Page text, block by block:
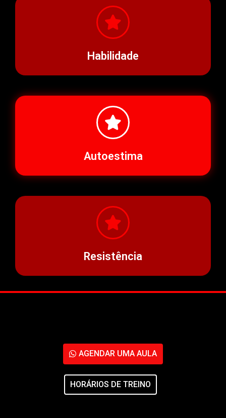
Habilidade
Autoestima
Resistência
AGENDAR UMA AULA
HORÁRIOS DE TREINO